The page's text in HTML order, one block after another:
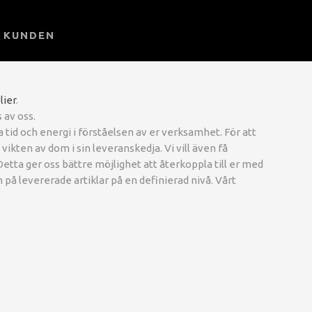
.
oss.
och energi i förståelsen av er verksamhet. För att
av dom i sin leveranskedja. Vi vill även få
ger oss bättre möjlighet att återkoppla till er med
levererade artiklar på en definierad nivå. Vårt